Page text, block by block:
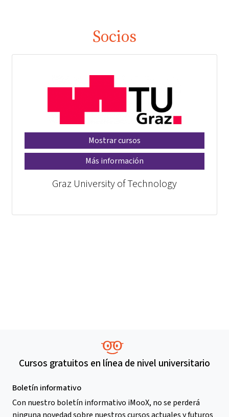
Socios
Mostrar cursos
Más información
Graz University of Technology
Cursos gratuitos en línea de nivel universitario
Boletín informativo
Con nuestro boletín informativo iMooX, no se perderá